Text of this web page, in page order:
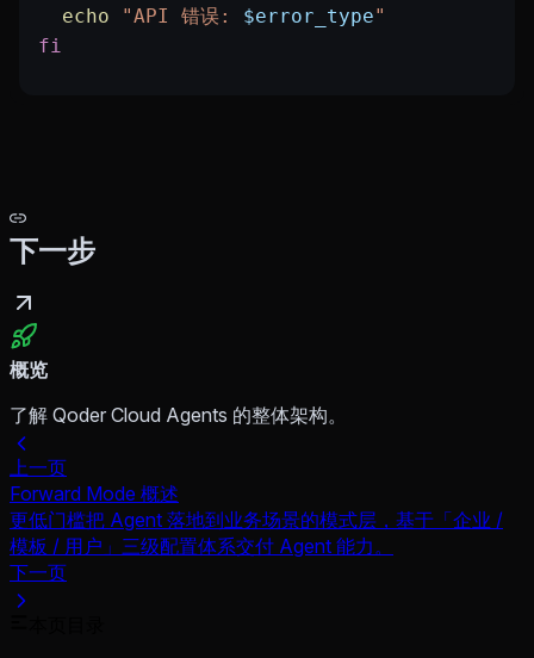
  echo
"API 错误: $error_type"
fi
下一步
概览
了解 Qoder Cloud Agents 的整体架构。
上一页
Forward Mode 概述
更低门槛把 Agent 落地到业务场景的模式层，基于「企业 /
模板 / 用户」三级配置体系交付 Agent 能力。
下一页